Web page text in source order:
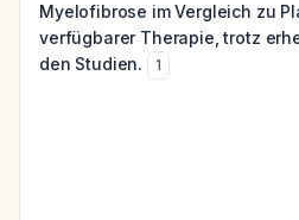
Myelofibrose im Vergleich zu
verfügbarer Therapie, trotz
den Studien.
1